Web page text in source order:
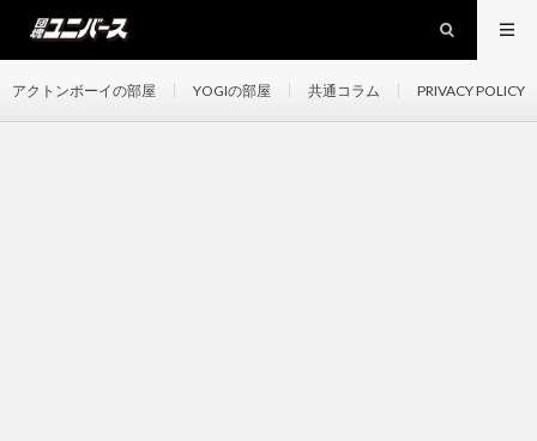
アクトンボーイの部屋 YOGIの部屋 共通コラム PRIVACY POLICY